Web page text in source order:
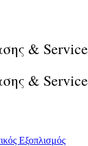
& Service
& Service
Εξοπλισμός